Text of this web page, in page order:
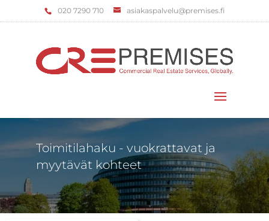
‌020 7290 710 asiakaspalvelu@premises.fi
Toimitilahaku - vuokrattavat ja
myytävät kohteet